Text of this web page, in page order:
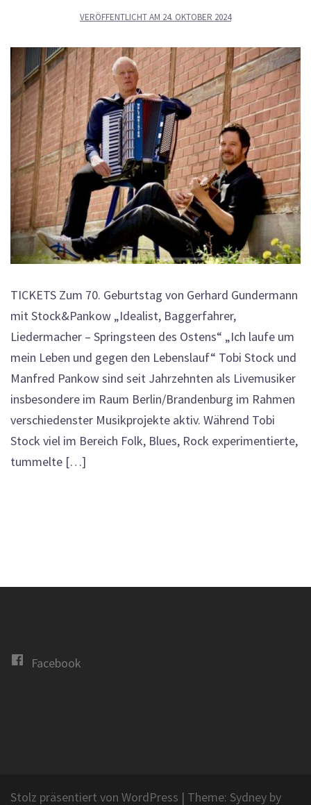
VERÖFFENTLICHT AM 24. OKTOBER 2024
TICKETS Zum 70. Geburtstag von Gerhard Gundermann
mit Stock&Pankow „Idealist, Baggerfahrer,
Liedermacher – Springsteen des Ostens“ „Ich laufe um
mein Leben und gegen den Lebenslauf“ Tobi Stock und
Manfred Pankow sind seit Jahrzehnten als Livemusiker
insbesondere im Raum Berlin/Brandenburg im Rahmen
verschiedenster Musikprojekte aktiv. Während Tobi
Stock viel im Bereich Folk, Blues, Rock experimentierte,
tummelte […]
Facebook
Stolz präsentiert von WordPress | Theme: Sydney by